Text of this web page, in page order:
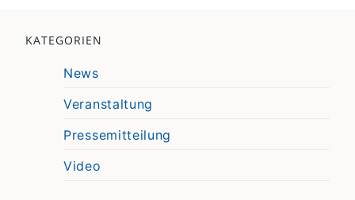
KATEGORIEN
News
Veranstaltung
Pressemitteilung
Video